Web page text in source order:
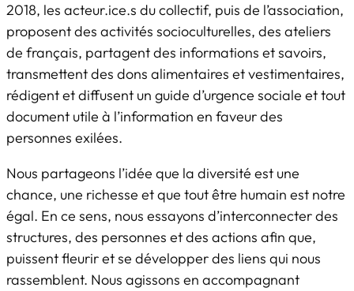
2018, les acteur.ice.s du collectif, puis de l’association,
proposent des activités socioculturelles, des ateliers
de français, partagent des informations et savoirs,
transmettent des dons alimentaires et vestimentaires,
rédigent et diffusent un guide d’urgence sociale et tout
document utile à l’information en faveur des
personnes exilées.
Nous partageons l’idée que la diversité est une
chance, une richesse et que tout être humain est notre
égal. En ce sens, nous essayons d’interconnecter des
structures, des personnes et des actions afin que,
puissent fleurir et se développer des liens qui nous
rassemblent. Nous agissons en accompagnant